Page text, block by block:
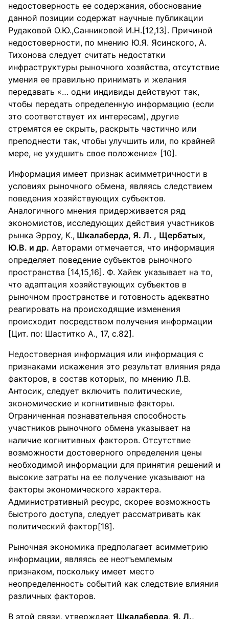
недостоверность ее содержания, обоснование
данной позиции содержат научные публикации
Рудаковой О.Ю.,Санниковой И.Н.[12,13]. Причиной
недостоверности, по мнению Ю.Я. Ясинского, А.
Тихонова следует считать недостатки
инфраструктуры рыночного хозяйства, отсутствие
умения ее правильно принимать и желания
передавать «… одни индивиды действуют так,
чтобы передать определенную информацию (если
это соответствует их интересам), другие
стремятся ее скрыть, раскрыть частично или
преподнести так, чтобы улучшить или, по крайней
мере, не ухудшить свое положение» [10].
Информация имеет признак асимметричности в
условиях рыночного обмена, являясь следствием
поведения хозяйствующих субъектов.
Аналогичного мнения придерживается ряд
экономистов, исследующих действия участников
рынка Эрроу, К., Шкалаберда, Я. Л. , Щербатых,
Ю.В. и др. Авторами отмечается, что информация
определяет поведение субъектов рыночного
пространства [14,15,16]. Ф. Хайек указывает на то,
что адаптация хозяйствующих субъектов в
рыночном пространстве и готовность адекватно
реагировать на происходящие изменения
происходит посредством получения информации
[Цит. по: Шаститко А., 17, с.82].
Недостоверная информация или информация с
признаками искажения это результат влияния ряда
факторов, в состав которых, по мнению Л.В.
Антосик, следует включить политические,
экономические и когнитивные факторы.
Ограниченная познавательная способность
участников рыночного обмена указывает на
наличие когнитивных факторов. Отсутствие
возможности достоверного определения цены
необходимой информации для принятия решений и
высокие затраты на ее получение указывают на
факторы экономического характера.
Административный ресурс, скорее возможность
быстрого доступа, следует рассматривать как
политический фактор[18].
Рыночная экономика предполагает асимметрию
информации, являясь ее неотъемлемым
признаком, поскольку имеет место
неопределенность событий как следствие влияния
различных факторов.
В этой связи, утверждает Шкалаберда, Я. Л.,